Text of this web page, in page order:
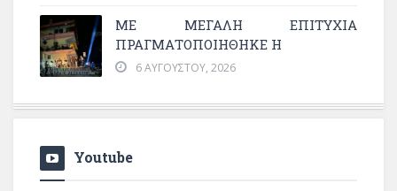
ΜΕ ΜΕΓΆΛΗ ΕΠΙΤΥΧΊΑ
ΠΡΑΓΜΑΤΟΠΟΙΉΘΗΚΕ Η
6 ΑΥΓΟΎΣΤΟΥ, 2026
Youtube